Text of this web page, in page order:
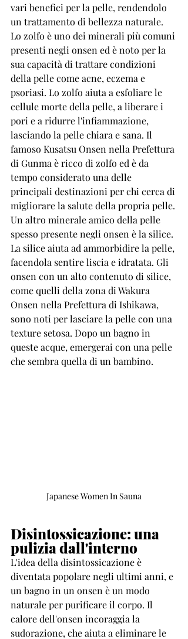
vari benefici per la pelle, rendendolo
un trattamento di bellezza naturale.
Lo zolfo è uno dei minerali più comuni
presenti negli onsen ed è noto per la
sua capacità di trattare condizioni
della pelle come acne, eczema e
psoriasi. Lo zolfo aiuta a esfoliare le
cellule morte della pelle, a liberare i
pori e a ridurre l'infiammazione,
lasciando la pelle chiara e sana. Il
famoso Kusatsu Onsen nella Prefettura
di Gunma è ricco di zolfo ed è da
tempo considerato una delle
principali destinazioni per chi cerca di
migliorare la salute della propria pelle.
Un altro minerale amico della pelle
spesso presente negli onsen è la silice.
La silice aiuta ad ammorbidire la pelle,
facendola sentire liscia e idratata. Gli
onsen con un alto contenuto di silice,
come quelli della zona di Wakura
Onsen nella Prefettura di Ishikawa,
sono noti per lasciare la pelle con una
texture setosa. Dopo un bagno in
queste acque, emergerai con una pelle
che sembra quella di un bambino.
Japanese Women In Sauna
Disintossicazione: una
pulizia dall'interno
L'idea della disintossicazione è
diventata popolare negli ultimi anni, e
un bagno in un onsen è un modo
naturale per purificare il corpo. Il
calore dell'onsen incoraggia la
sudorazione, che aiuta a eliminare le